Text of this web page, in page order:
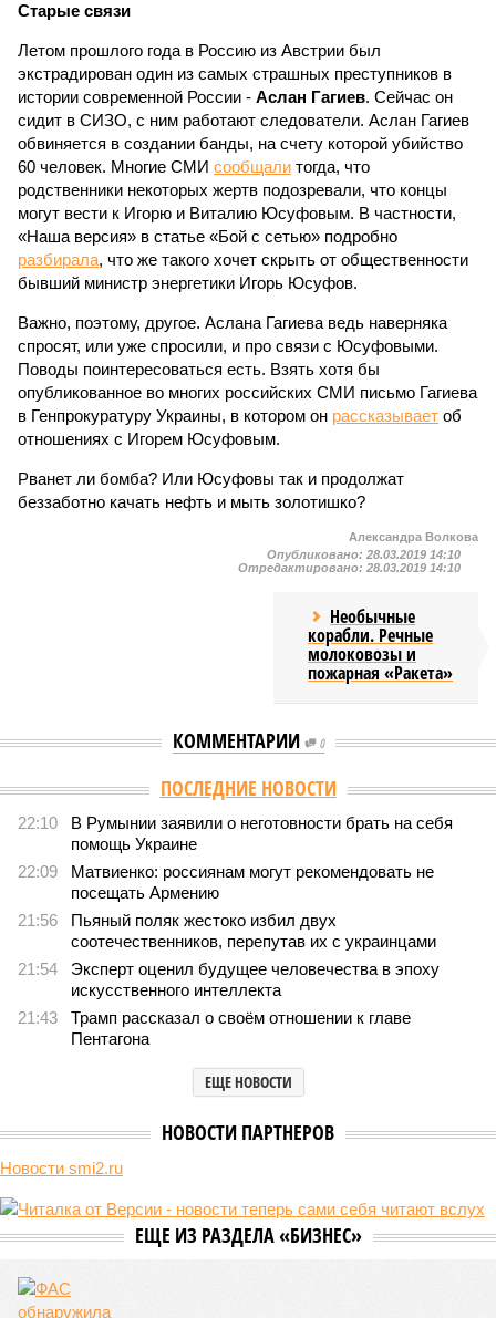
Старые связи
Летом прошлого года в Россию из Австрии был
экстрадирован один из самых страшных преступников в
истории современной России - Аслан Гагиев. Сейчас он
сидит в СИЗО, с ним работают следователи. Аслан Гагиев
обвиняется в создании банды, на счету которой убийство
60 человек. Многие СМИ сообщали тогда, что
родственники некоторых жертв подозревали, что концы
могут вести к Игорю и Виталию Юсуфовым. В частности,
«Наша версия» в статье «Бой с сетью» подробно
разбирала, что же такого хочет скрыть от общественности
бывший министр энергетики Игорь Юсуфов.
Важно, поэтому, другое. Аслана Гагиева ведь наверняка
спросят, или уже спросили, и про связи с Юсуфовыми.
Поводы поинтересоваться есть. Взять хотя бы
опубликованное во многих российских СМИ письмо Гагиева
в Генпрокуратуру Украины, в котором он рассказывает об
отношениях с Игорем Юсуфовым.
Рванет ли бомба? Или Юсуфовы так и продолжат
беззаботно качать нефть и мыть золотишко?
Александра Волкова
Опубликовано: 28.03.2019 14:10
Отредактировано: 28.03.2019 14:10
Необычные
корабли. Речные
молоковозы и
пожарная «Ракета»
КОММЕНТАРИИ 0
ПОСЛЕДНИЕ НОВОСТИ
22:10
В Румынии заявили о неготовности брать на себя
помощь Украине
22:09
Матвиенко: россиянам могут рекомендовать не
посещать Армению
21:56
Пьяный поляк жестоко избил двух
соотечественников, перепутав их с украинцами
21:54
Эксперт оценил будущее человечества в эпоху
искусственного интеллекта
21:43
Трамп рассказал о своём отношении к главе
Пентагона
ЕЩЕ НОВОСТИ
НОВОСТИ ПАРТНЕРОВ
Новости smi2.ru
ЕЩЕ ИЗ РАЗДЕЛА «БИЗНЕС»